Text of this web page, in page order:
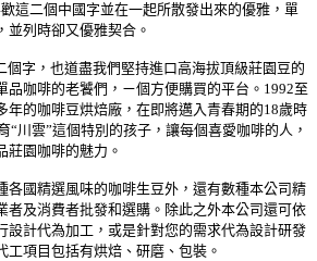
這二個中國字並在一起所散發出來的優雅，單
並列時卻又優雅契合。
個字，也道盡我們堅持進口高海拔頂級莊園豆的
品咖啡的老饕們，ㄧ個方便購買的平台。1992至
年的咖啡豆烘焙廠，在即將邁入青春期的18歲時
“川雲”這個特別的孩子，讓每個喜愛咖啡的人，
莊園咖啡的魅力。
各國精選風味的咖啡生豆外，還有數種本公司精
者及消費者批發和選購。除此之外本公司還可依
設計代為加工，或是針對您的需求代為設計研發
工項目包括有烘焙、研磨、包裝。